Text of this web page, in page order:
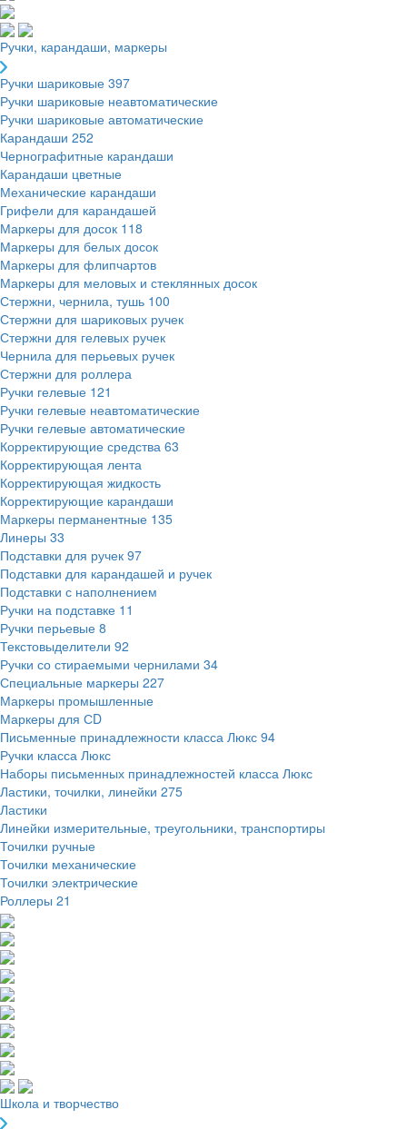
Ручки, карандаши, маркеры
Ручки шариковые 397
Ручки шариковые неавтоматические
Ручки шариковые автоматические
Карандаши 252
Чернографитные карандаши
Карандаши цветные
Механические карандаши
Грифели для карандашей
Маркеры для досок 118
Маркеры для белых досок
Маркеры для флипчартов
Маркеры для меловых и стеклянных досок
Стержни, чернила, тушь 100
Стержни для шариковых ручек
Стержни для гелевых ручек
Чернила для перьевых ручек
Стержни для роллера
Ручки гелевые 121
Ручки гелевые неавтоматические
Ручки гелевые автоматические
Корректирующие средства 63
Корректирующая лента
Корректирующая жидкость
Корректирующие карандаши
Маркеры перманентные 135
Линеры 33
Подставки для ручек 97
Подставки для карандашей и ручек
Подставки с наполнением
Ручки на подставке 11
Ручки перьевые 8
Текстовыделители 92
Ручки со стираемыми чернилами 34
Специальные маркеры 227
Маркеры промышленные
Маркеры для СD
Письменные принадлежности класса Люкс 94
Ручки класса Люкс
Наборы письменных принадлежностей класса Люкс
Ластики, точилки, линейки 275
Ластики
Линейки измерительные, треугольники, транспортиры
Точилки ручные
Точилки механические
Точилки электрические
Роллеры 21
Школа и творчество